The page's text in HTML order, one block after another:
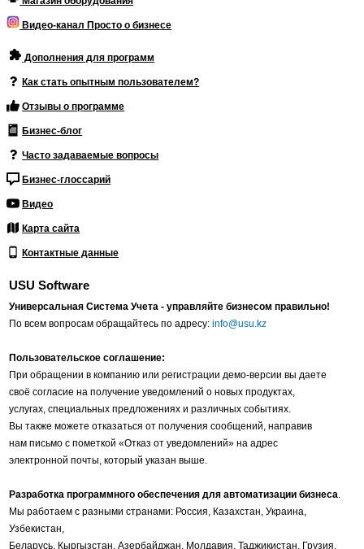
Видео-канал Просто о бизнесе
Дополнения для программ
Как стать опытным пользователем?
Отзывы о программе
Бизнес-блог
Часто задаваемые вопросы
Бизнес-глоссарий
Видео
Карта сайта
Контактные данные
USU Software
Универсальная Система Учета - управляйте бизнесом правильно!
По всем вопросам обращайтесь по адресу:info@usu.kz
Пользовательское соглашение:
При обращении в компанию или регистрации демо-версии вы даете
своё согласие на получение уведомлений о новых продуктах,
услугах, специальных предложениях и различных событиях.
Вы также можете отказаться от получения сообщений, направив
нам письмо с пометкой «Отказ от уведомлений» на адрес
электронной почты, который указан выше.
Разработка программного обеспечения для автоматизации бизнеса.
Мы работаем с разными странами: Россия, Казахстан, Украина,
Узбекистан,
Беларусь, Кыргызстан, Азербайджан, Молдавия, Таджикистан, Грузия,